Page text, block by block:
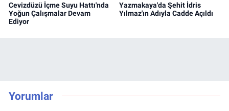
Cevizdüzü İçme Suyu Hattı'nda
Yoğun Çalışmalar Devam
Ediyor
Yazmakaya'da Şehit İdris
Yılmaz'ın Adıyla Cadde Açıldı
Yorumlar